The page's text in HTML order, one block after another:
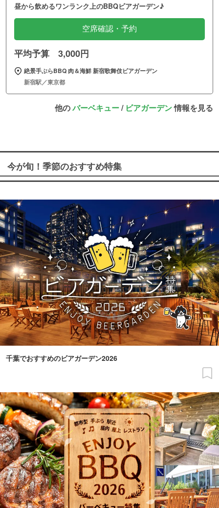
昼から飲めるワンランク上のBBQビアガーデン♪
空席確認・予約
平均予算 3,000円
絶景手ぶらBBQ 肉＆海鮮 新宿歌舞伎ビアガーデン
新宿駅／東京都
他のバーベキュー/ ビアガーデン情報を見る
今が旬！季節のおすすめ特集
千葉でおすすめのビアガーデン2026